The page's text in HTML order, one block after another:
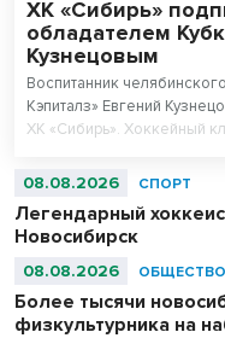
ХК «Сибирь»
обладателем
Кузнецовым
Воспитанник
Кэпиталз» Евгений
ХК «Сибирь». Хоккейный
08.08.2026 СПОРТ
Легендарный
Новосибирск
08.08.2026 ОБЩЕСТВО
Более тысячи
физкультурника на